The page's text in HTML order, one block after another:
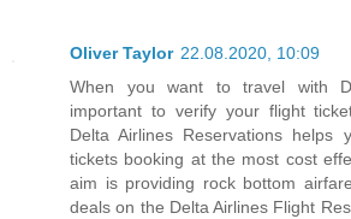
Oliver Taylor 22.08.2020, 10:09
When you want to travel with
important to verify your flight
Delta Airlines Reservations
tickets booking at the most cost
aim is providing rock bottom
deals on the Delta Airlines Flight